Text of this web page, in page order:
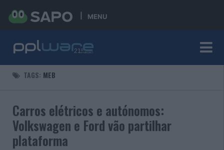
MENU
TAGS: MEB
Carros elétricos e autónomos:
Volkswagen e Ford vão partilhar
plataforma